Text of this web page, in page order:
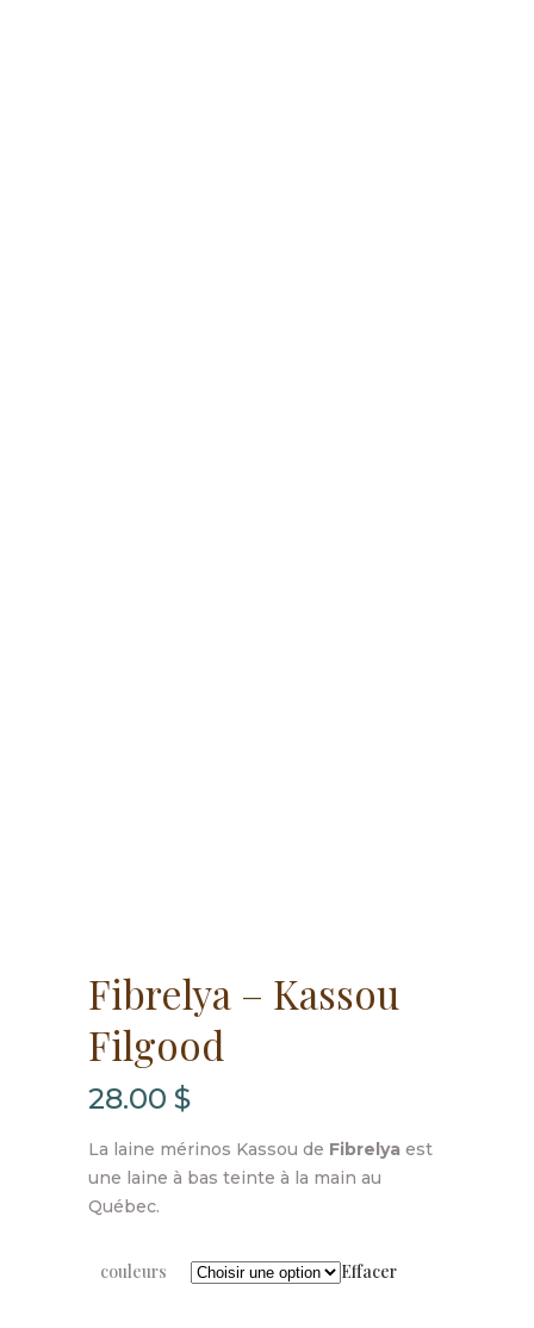
Fibrelya – Kassou
Filgood
28.00 $
La laine mérinos Kassou de Fibrelya est
une laine à bas teinte à la main au
Québec.
couleurs Effacer